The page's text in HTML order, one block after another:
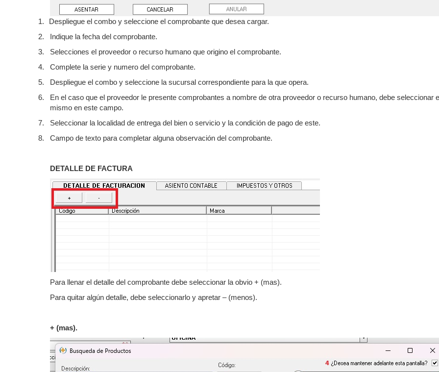
1.
Despliegue el combo y seleccione el comprobante que desea cargar.
2.
Indique la fecha del comprobante.
3.
Selecciones el proveedor o recurso humano que origino el comprobante.
4.
Complete la serie y numero del comprobante.
5.
Despliegue el combo y seleccione la sucursal correspondiente para la que opera.
6.
En el caso que el proveedor le presente comprobantes a nombre de otra proveedor o recurso humano, debe seleccionar
mismo en este campo.
7.
Seleccionar la localidad de entrega del bien o servicio y la condición de pago de este.
8.
Campo de texto para completar alguna observación del comprobante.
DETALLE DE FACTURA
Para llenar el detalle del comprobante debe seleccionar la obvio + (mas).
Para quitar algún detalle, debe seleccionarlo y apretar – (menos).
+ (mas).